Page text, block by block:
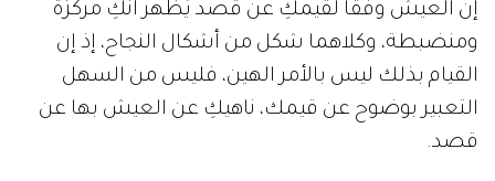
إن العيش وفقاً لقيمكِ عن قصد يُظهر أنكِ مركزة
ومنضبطة، وكلاهما شكل من أشكال النجاح، إذ إن
القيام بذلك ليس بالأمر الهين، فليس من السهل
التعبير بوضوح عن قيمك، ناهيكِ عن العيش بها عن
قصد.